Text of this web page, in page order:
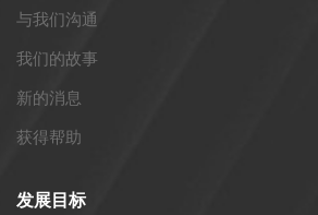
与我们沟通
我们的故事
新的消息
获得帮助
发展目标